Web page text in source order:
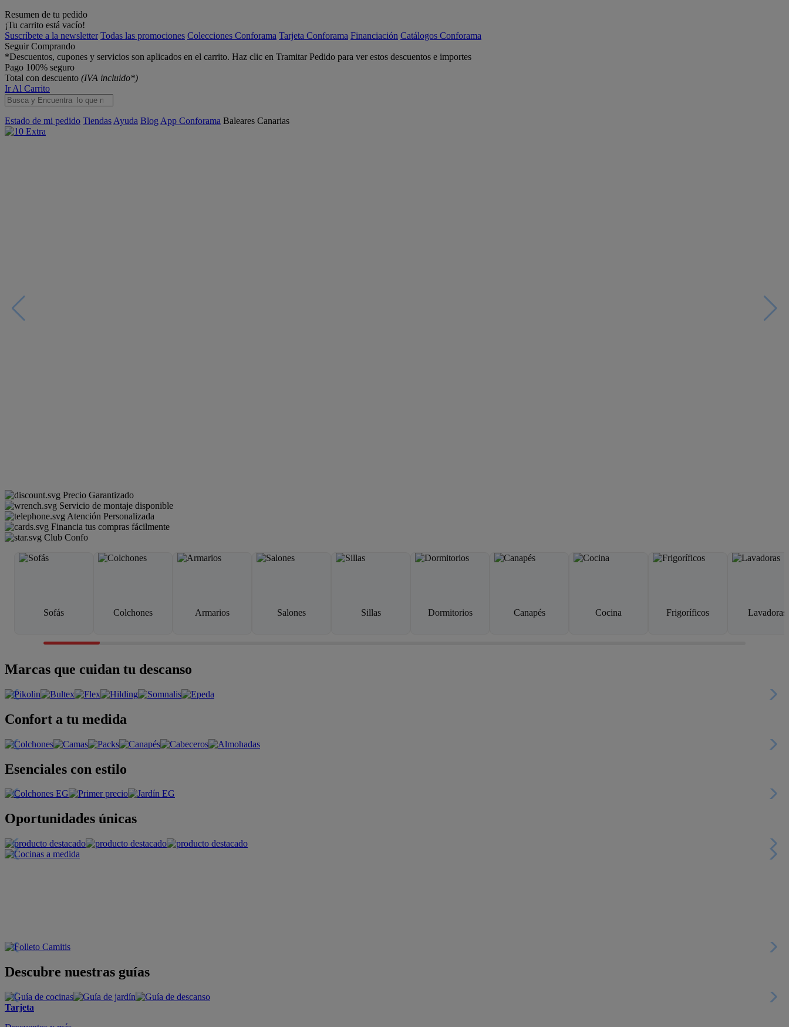
Resumen de tu pedido
¡Tu carrito está vacío!
Suscríbete a la newsletter Todas las promociones Colecciones Conforama Tarjeta Conforama Financiación Catálogos Conforama
Seguir Comprando
*Descuentos, cupones y servicios son aplicados en el carrito. Haz clic en Tramitar Pedido para ver estos descuentos e importes
Pago 100% seguro
Total con descuento (IVA incluido*)
Ir Al Carrito
Estado de mi pedido Tiendas Ayuda Blog App Conforama Baleares Canarias
Precio Garantizado
Servicio de montaje disponible
Atención Personalizada
Financia tus compras fácilmente
Club Confo
Sofás Colchones Armarios Salones Sillas Dormitorios Canapés Cocina Frigoríficos Lavadoras
Marcas que cuidan tu descanso
Confort a tu medida
Esenciales con estilo
Oportunidades únicas
Descubre nuestras guías
Tarjeta